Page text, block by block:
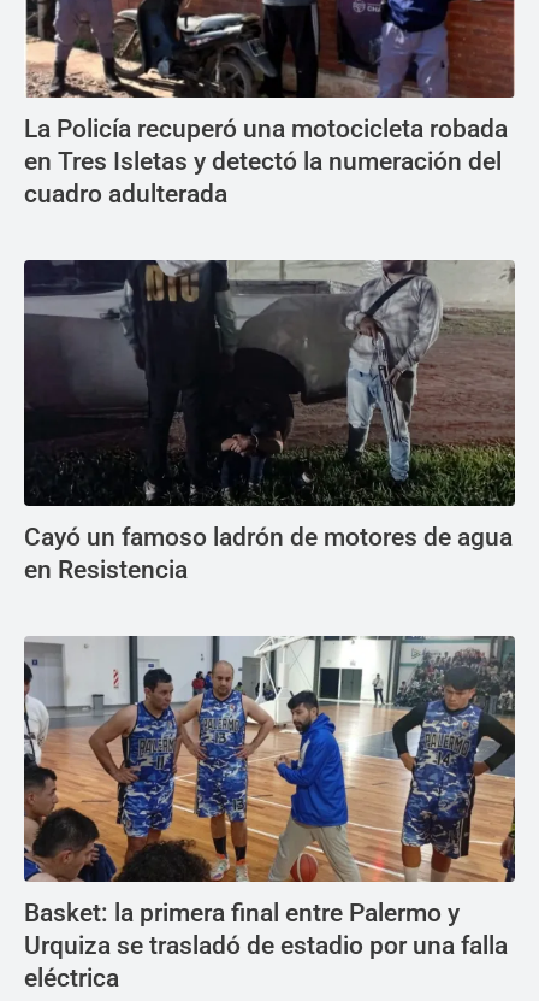
La Policía recuperó una motocicleta robada
en Tres Isletas y detectó la numeración del
cuadro adulterada
Cayó un famoso ladrón de motores de agua
en Resistencia
Basket: la primera final entre Palermo y
Urquiza se trasladó de estadio por una falla
eléctrica